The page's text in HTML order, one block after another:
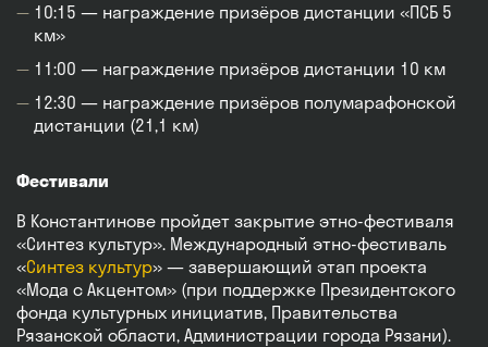
10:15 — награждение призёров дистанции «ПСБ 5
км»
11:00 — награждение призёров дистанции 10 км
12:30 — награждение призёров полумарафонской
дистанции (21,1 км)
Фестивали
В Константинове пройдет закрытие этно-фестиваля
«Синтез культур». Международный этно‑фестиваль
«Синтез культур» — завершающий этап проекта
«Мода с Акцентом» (при поддержке Президентского
фонда культурных инициатив, Правительства
Рязанской области, Администрации города Рязани).